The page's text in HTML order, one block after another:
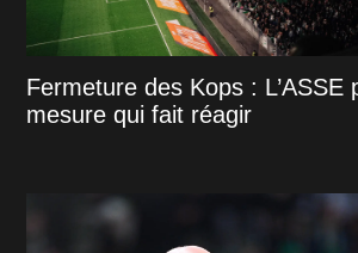
Fermeture des Kops : L’ASSE
mesure qui fait réagir